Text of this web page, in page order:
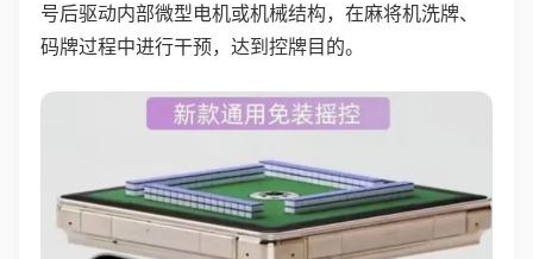
号后驱动内部微型电机或机械结构，在麻将机洗牌、
码牌过程中进行干预，达到控牌目的。